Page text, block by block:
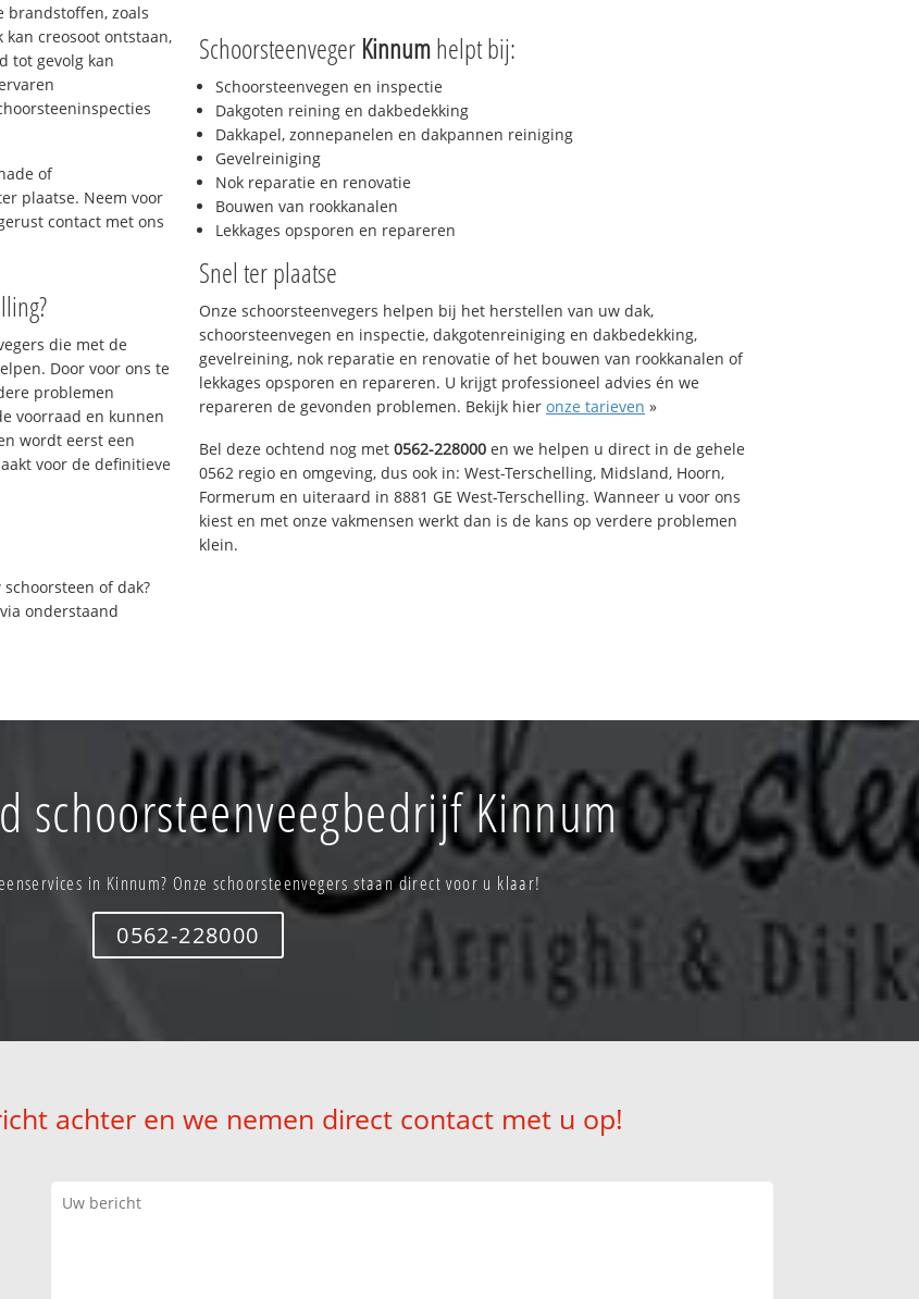
brandstoffen, zoals
creosoot ontstaan,
tot gevolg kan
of
plaatse. Neem voor
contact met ons
die met de
Door voor ons te
problemen
voorraad en kunnen
wordt eerst een
voor de definitieve
of dak?
onderstaand
Schoorsteenveger Kinnumhelpt bij:
Schoorsteenvegen en inspectie
Dakgoten reining en dakbedekking
Dakkapel, zonnepanelen en dakpannen reiniging
Gevelreiniging
Nok reparatie en renovatie
Bouwen van rookkanalen
Lekkages opsporen en repareren
Snel ter plaatse
Onze schoorsteenvegers helpen bij het herstellen van uw dak,
schoorsteenvegen en inspectie, dakgotenreiniging en dakbedekking,
gevelreining, nok reparatie en renovatie of het bouwen van rookkanalen of
lekkages opsporen en repareren. U krijgt professioneel advies én we
repareren de gevonden problemen. Bekijk hier onze tarieven »
Bel deze ochtend nog met 0562-228000 en we helpen u direct in de gehele
0562 regio en omgeving, dus ook in: West-Terschelling, Midsland, Hoorn,
Formerum en uiteraard in 8881 GE West-Terschelling. Wanneer u voor ons
kiest en met onze vakmensen werkt dan is de kans op verdere problemen
klein.
schoorsteenveegbedrijf Kinnum
in Kinnum? Onze schoorsteenvegers staan direct voor u klaar!
0562-228000
achter en we nemen direct contact met u op!